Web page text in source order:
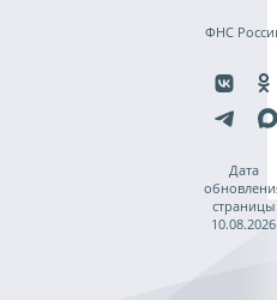
ФНС
Дата
страницы
10.08.2026